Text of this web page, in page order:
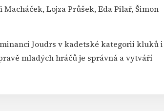
Lojza Průšek, Eda Pilař, Šimon
Joudrs v kadetské kategorii kluků i
mladých hráčů je správná a vytváří